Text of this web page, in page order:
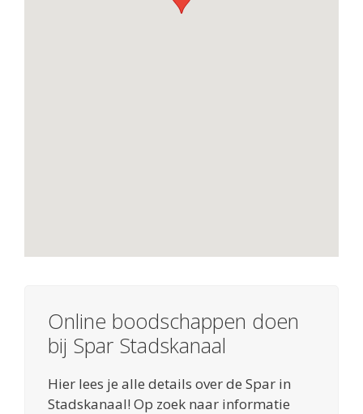
Online boodschappen doen
bij Spar Stadskanaal
Hier lees je alle details over de Spar in
Stadskanaal! Op zoek naar informatie